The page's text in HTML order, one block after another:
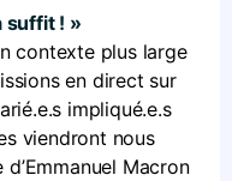
suffit ! »
contexte plus large
en direct sur
impliqué.e.s
viendront nous
Macron